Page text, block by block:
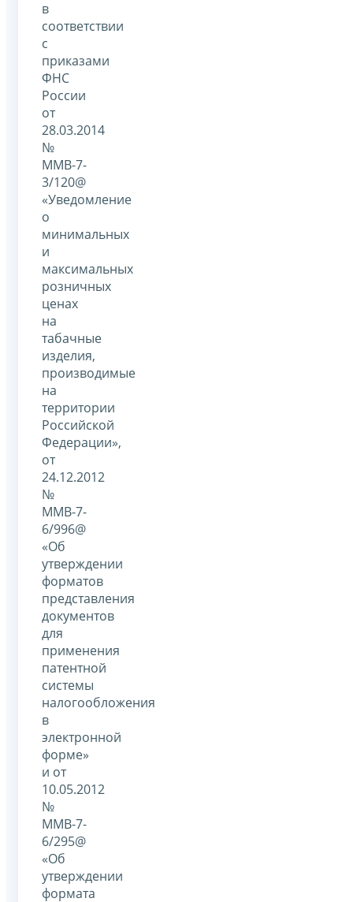
в
соответствии
с
приказами
ФНС
России
от
28.03.2014
№
ММВ-7-
3/120@
«Уведомление
о
минимальных
и
максимальных
розничных
ценах
на
табачные
изделия,
производимые
на
территории
Российской
Федерации»,
от
24.12.2012
№
ММВ-7-
6/996@
«Об
утверждении
форматов
представления
документов
для
применения
патентной
системы
налогообложения
в
электронной
форме»
и от
10.05.2012
№
ММВ-7-
6/295@
«Об
утверждении
формата